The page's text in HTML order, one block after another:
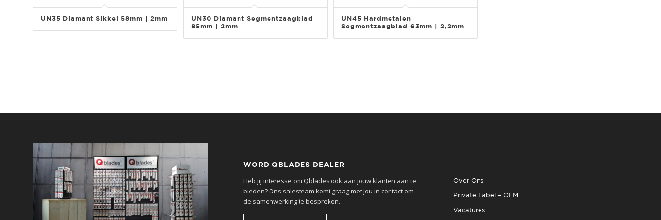
UN35 Diamant Sikkel 58mm | 2mm
UN30 Diamant Segmentzaagblad
85mm | 2mm
UN45 Hardmetalen
Segmentzaagblad 63mm | 2,2mm
WORD QBLADES DEALER
Heb jij interesse om Qblades ook aan jouw klanten aan te
bieden? Ons salesteam komt graag met jou in contact om
de samenwerking te bespreken.
Over Ons
Private Label – OEM
Vacatures